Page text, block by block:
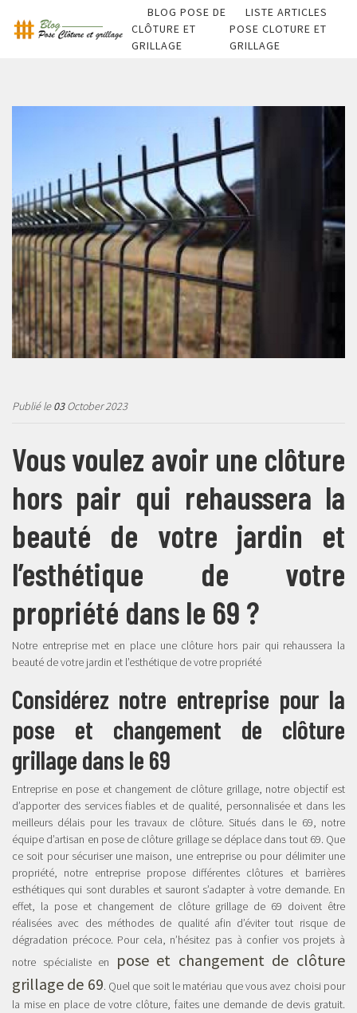
BLOG POSE DE
CLÔTURE ET
GRILLAGE
LISTE ARTICLES
POSE CLOTURE ET
GRILLAGE
Publié le03October 2023
Vous voulez avoir une clôture
hors pair qui rehaussera la
beauté de votre jardin et
l’esthétique de votre
propriété dans le 69 ?
Notre entreprise met en place une clôture hors pair qui rehaussera la
beauté de votre jardin et l’esthétique de votre propriété
Considérez notre entreprise pour la
pose et changement de clôture
grillage dans le 69
Entreprise en pose et changement de clôture grillage, notre objectif est
d’apporter des services fiables et de qualité, personnalisée et dans les
meilleurs délais pour les travaux de clôture. Situés dans le 69, notre
équipe d’artisan en pose de clôture grillage se déplace dans tout 69. Que
ce soit pour sécuriser une maison, une entreprise ou pour délimiter une
propriété, notre entreprise propose différentes clôtures et barrières
esthétiques qui sont durables et sauront s’adapter à votre demande. En
effet, la pose et changement de clôture grillage de 69 doivent être
réalisées avec des méthodes de qualité afin d’éviter tout risque de
dégradation précoce. Pour cela, n’hésitez pas à confier vos projets à
notre spécialiste en
pose et changement de clôture
grillage de 69. Quel que soit le matériau que vous avez choisi pour
la mise en place de votre clôture, faites une demande de devis gratuit.